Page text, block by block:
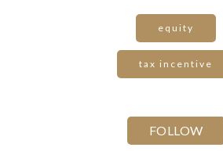
equity
tax incentive